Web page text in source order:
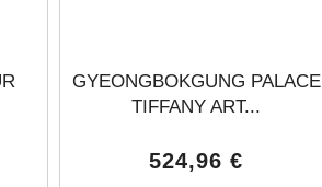
GYEONGBOKGUNG PALACE
TIFFANY ART...
524,96 €